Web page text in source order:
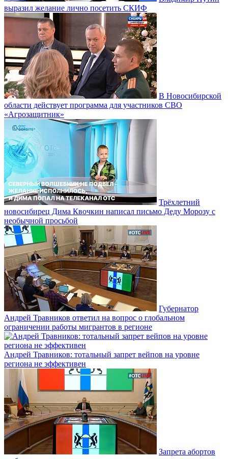
выразил желание лично посетить СКИФ
В Новосибирской
области действует программа для участников СВО
«Агрозащитник»
Трёхлетний
новосибирец Дима Квочкин написал письмо Деду Морозу с
необычной просьбой
Губернатор
Андрей Травников ответил на вопрос о глобальном
ограничении работы мигрантов в регионе
Андрей Травников: тотальный запрет вейпов на уровне
региона не эффективен
Запрета абортов